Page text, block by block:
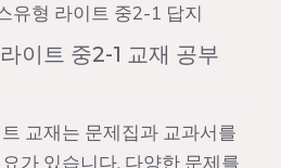
유형 라이트 중2-1 답지
이트 중2-1 교재 공부
교재는 문제집과 교과서를
가 있습니다. 다양한 문제를